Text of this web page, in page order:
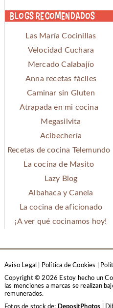
Blogs recomendados
Las María Cocinillas
Velocidad Cuchara
Mercado Calabajío
Anna recetas fáciles
Caminar sin Gluten
Atrapada en mi cocina
Megasilvita
Acibechería
Recetas de cocina Telemundo
La cocina de Masito
Lazy Blog
Albahaca y Canela
La cocina de aficionado
¡A ver qué cocinamos hoy!
Aviso Legal Política de Cookies
Copyright © 2026 Estoy hecho un
las menciones a marcas se realizan
remunerados.